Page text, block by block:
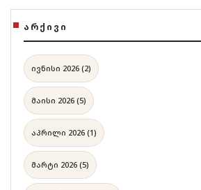
ᲐᲠᲥᲘᲕᲘ
ივნისი 2026 (2)
მაისი 2026 (5)
აპრილი 2026 (1)
მარტი 2026 (5)